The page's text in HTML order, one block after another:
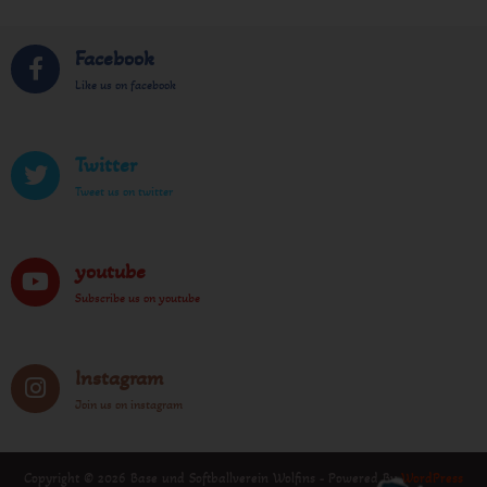
Facebook
Like us on facebook
Twitter
Tweet us on twitter
youtube
Subscribe us on youtube
Instagram
Join us on instagram
Copyright © 2026 Base und Softballverein Wolfins - Powered ByWordPress